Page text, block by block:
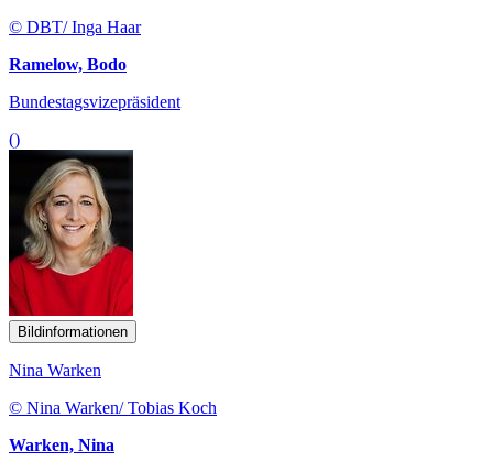
© DBT/ Inga Haar
Ramelow, Bodo
Bundestagsvizepräsident
()
Bildinformationen
Nina Warken
© Nina Warken/ Tobias Koch
Warken, Nina